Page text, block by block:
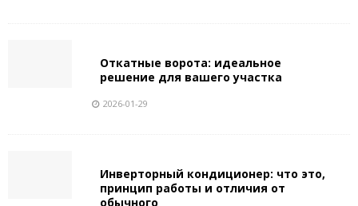
Откатные ворота: идеальное
решение для вашего участка
2026-01-29
Инверторный кондиционер: что это,
принцип работы и отличия от
обычного